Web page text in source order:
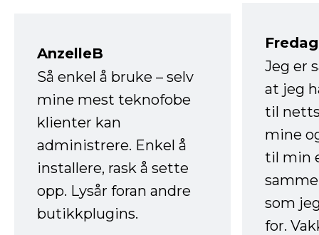
AnzelleB
Så enkel å bruke – selv
mine mest teknofobe
klienter kan
administrere. Enkel å
installere, rask å sette
opp. Lysår foran andre
butikkplugins.
Jeg er
at jeg
til
mine
til min
som
for.